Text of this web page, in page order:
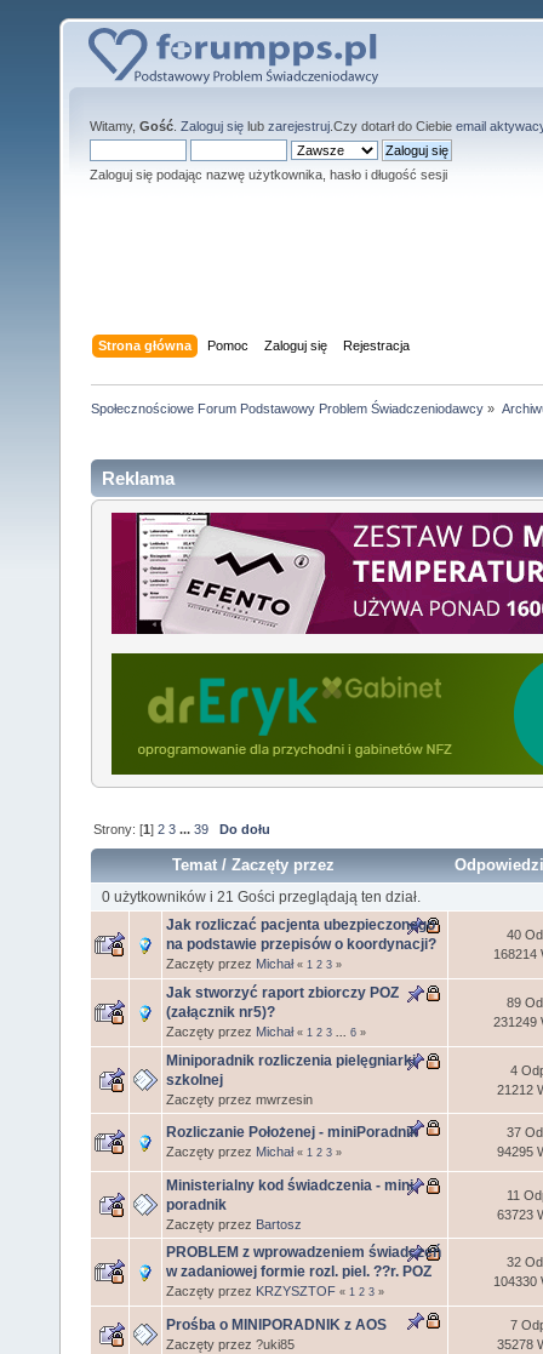
Witamy, Gość Zaloguj się lub zarejestruj .Czy dotarł do Ciebie email
Zaloguj się podając nazwę użytkownika, hasło i długość sesji
Strona główna Pomoc Zaloguj się Rejestracja
Społecznościowe Forum Podstawowy Problem Świadczeniodawcy »
Reklama
Strony: [1]2 3 ...39 Do dołu
Temat/Zaczęty przez Odpowiedzi
0 użytkowników i 21 Gości przeglądają ten dział.
Jak rozliczać pacjenta ubezpieczonego
na podstawie przepisów o koordynacji?
Zaczęty przez Michał « 1 2 3 »
40
168214
Jak stworzyć raport zbiorczy POZ
(załącznik nr5)?
Zaczęty przez Michał « 1 2 3 ... 6 »
89
231249
Miniporadnik rozliczenia pielęgniarki
szkolnej
Zaczęty przez mwrzesin
4
21212
Rozliczanie Położenej - miniPoradnik
Zaczęty przez Michał « 1 2 3 »
37
94295
Ministerialny kod świadczenia - mini
poradnik
Zaczęty przez Bartosz
11
63723
PROBLEM z wprowadzeniem świadczeń
w zadaniowej formie rozl. piel. ??r. POZ
Zaczęty przez KRZYSZTOF « 1 2 3 »
32
104330
Prośba o MINIPORADNIK z AOS
Zaczęty przez ?uki85
7
35278